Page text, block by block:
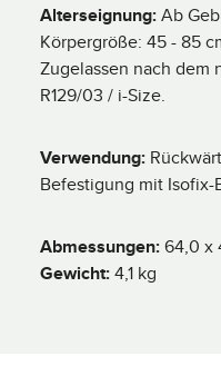
Alterseignung:Ab
Körpergröße: 45 - 85
Zugelassen nach dem
R129/03 / i-Size.
Verwendung:
Befestigung mit Isofix-
Abmessungen:64,0 x
Gewicht:4,1 kg